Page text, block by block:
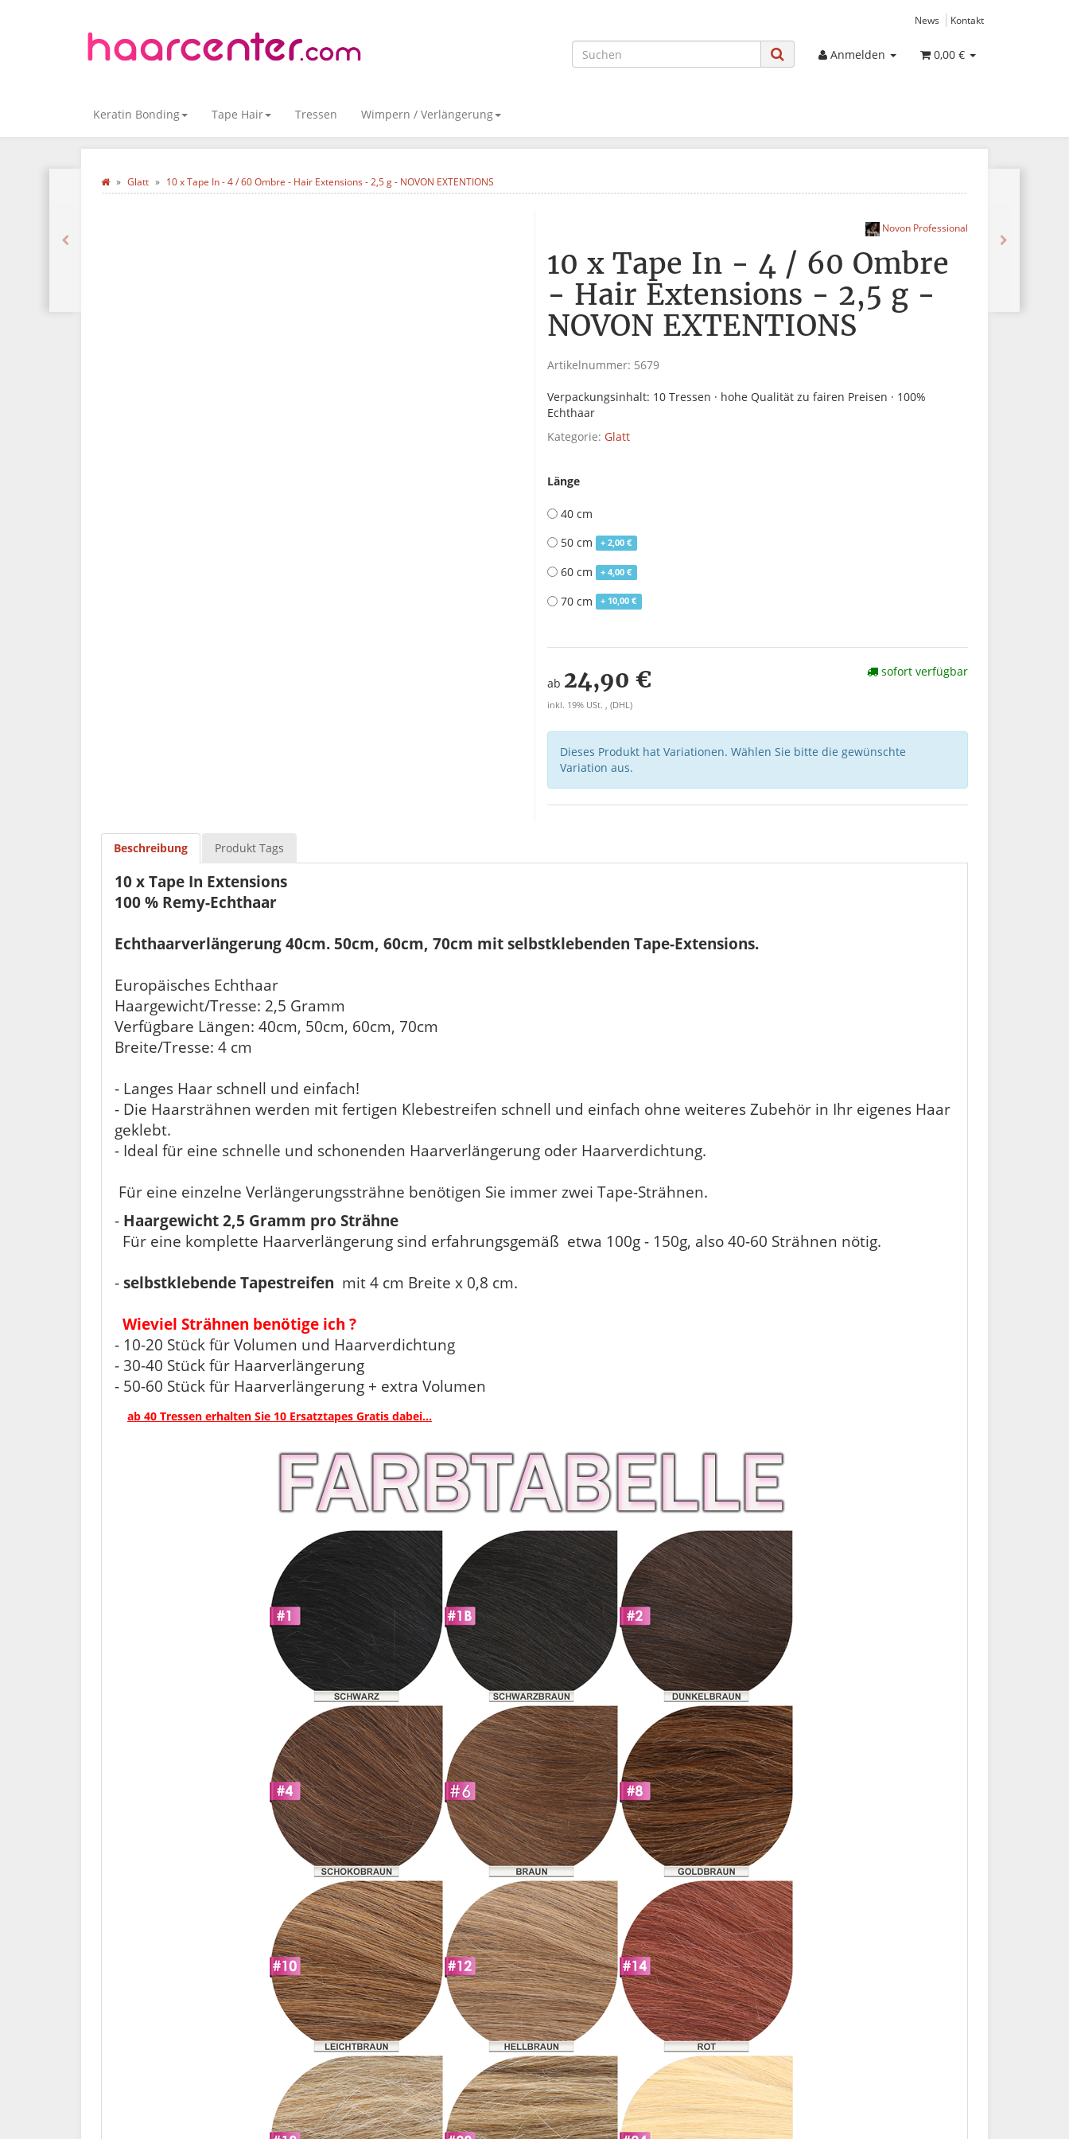
News Kontakt
Anmelden 0,00 €
Keratin Bonding Tape Hair Tressen Wimpern / Verlängerung
Glatt 10 x Tape In - 4 / 60 Ombre - Hair Extensions - 2,5 g - NOVON EXTENTIONS
Novon Professional
10 x Tape In - 4 / 60 Ombre
- Hair Extensions - 2,5 g -
NOVON EXTENTIONS
Artikelnummer: 5679
Verpackungsinhalt: 10 Tressen · hohe Qualität zu fairen Preisen · 100%
Echthaar
Kategorie: Glatt
Länge
40 cm
50 cm
+ 2,00 €
60 cm + 4,00 €
70 cm + 10,00 €
ab 24,90 €
inkl. 19% USt. , (DHL)
sofort verfügbar
Dieses Produkt hat Variationen. Wählen Sie bitte die gewünschte
Variation aus.
Beschreibung Produkt Tags
10 x Tape In Extensions
100 % Remy-Echthaar
Echthaarverlängerung 40cm. 50cm, 60cm, 70cm mit selbstklebenden Tape-Extensions.
Europäisches Echthaar
Haargewicht/Tresse: 2,5 Gramm
Verfügbare Längen: 40cm, 50cm, 60cm, 70cm
Breite/Tresse: 4 cm
- Langes Haar schnell und einfach!
- Die Haarsträhnen werden mit fertigen Klebestreifen schnell und einfach ohne weiteres Zubehör in Ihr eigenes Haar
geklebt.
- Ideal für eine schnelle und schonenden Haarverlängerung oder Haarverdichtung.
Für eine einzelne Verlängerungssträhne benötigen Sie immer zwei Tape-Strähnen.
- Haargewicht 2,5 Gramm pro Strähne
Für eine komplette Haarverlängerung sind erfahrungsgemäß etwa 100g - 150g, also 40-60 Strähnen nötig.
- selbstklebende Tapestreifen mit 4 cm Breite x 0,8 cm.
Wieviel Strähnen benötige ich ?
- 10-20 Stück für Volumen und Haarverdichtung
- 30-40 Stück für Haarverlängerung
- 50-60 Stück für Haarverlängerung + extra Volumen
ab 40 Tressen erhalten Sie 10 Ersatztapes Gratis dabei...